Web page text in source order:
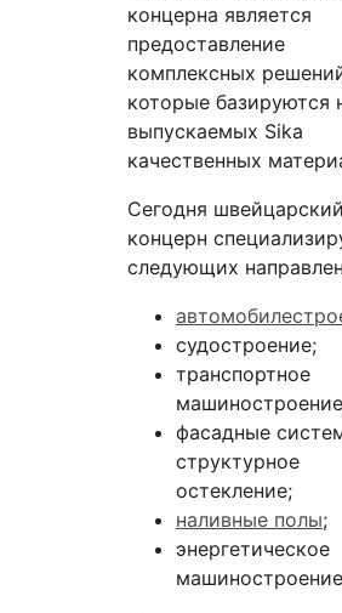
концерна является
предоставление
комплексных
которые базируются
выпускаемых Sika
качественных
Сегодня швейцарский
концерн
следующих
судостроение;
транспортное
фасадные
структурное
остекление;
наливные полы;
энергетическое